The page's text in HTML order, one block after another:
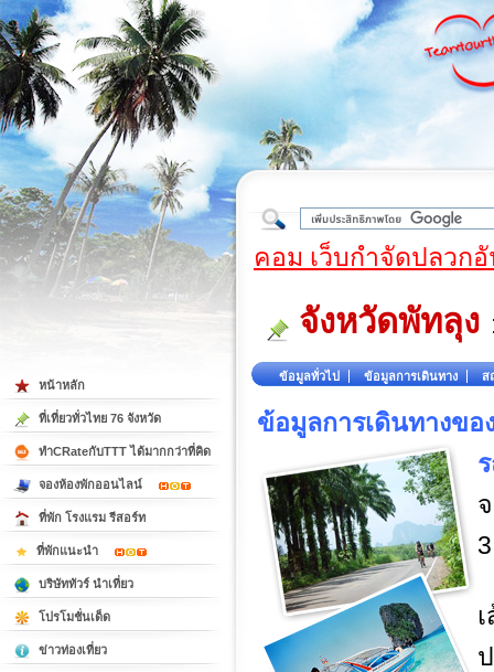
ต้
คอม เว็บกำจัดปลวก
จังหวัดพัทลุง
ข้อมูลทั่วไป ข้อมูลการเดินทาง ส
ข้อมูลการเดินทางขอ
หน้าหลัก
ที่เที่ยวทั่วไทย 76 จังหวัด
ทำCRateกับTTT ได้มากกว่าที่คิด
จองห้องพักออนไลน์
ที่พัก โรงแรม รีสอร์ท
ที่พักแนะนำ
บริษัททัวร์ นำเที่ยว
โปรโมชั่นเด็ด
ข่าวท่องเที่ยว